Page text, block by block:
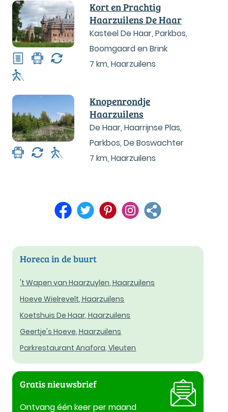
Kort en Prachtig
Haarzuilens De Haar
Kasteel De Haar, Parkbos,
Boomgaard en Brink
7 km,Haarzuilens
Knopenrondje
Haarzuilens
De Haar, Haarrijnse Plas,
Parkbos, De Boswachter
7 km,Haarzuilens
Horeca in de buurt
't Wapen van Haarzuylen, Haarzuilens
Hoeve Wielrevelt, Haarzuilens
Koetshuis De Haar, Haarzuilens
Geertje's Hoeve, Haarzuilens
Parkrestaurant Anafora, Vleuten
Gratis nieuwsbrief
Ontvang één keer per maand